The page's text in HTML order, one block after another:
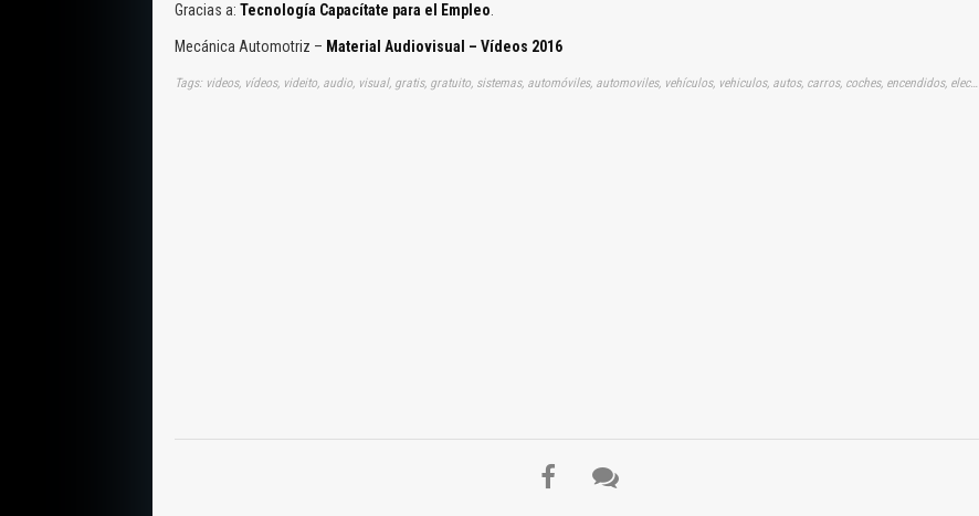
Gracias a: Tecnología Capacítate para el Empleo.
Mecánica Automotriz – Material Audiovisual – Vídeos 2016
Tags: videos, vídeos, videito, audio, visual, gratis, gratuito, sistemas, automóviles, automoviles, vehículos, vehiculos, autos, carros, coches, encendidos, electrónicos, electrónicas, electronicos, electronicas, inyecciones, inyectivos, inyectivas, inyectores, inyectoras, admisiones, escapes, limpiezas, aires, gasolinas, admisiones, escapes, diagnósticos, diagnosticos, elementos, piezas